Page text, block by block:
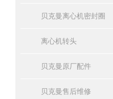
贝克曼离心机密封圈
离心机转头
贝克曼原厂配件
贝克曼售后维修